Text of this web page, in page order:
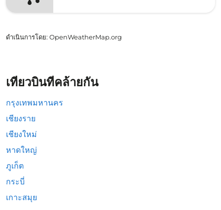
ดำเนินการโดย: OpenWeatherMap.org
เที่ยวบินที่คล้ายกัน
กรุงเทพมหานคร
เชียงราย
เชียงใหม่
หาดใหญ่
ภูเก็ต
กระบี่
เกาะสมุย